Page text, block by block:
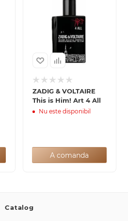
ZADIG & VOLTAIRE
This is Him! Art 4 All
Nu este disponibil
A comanda
Catalog